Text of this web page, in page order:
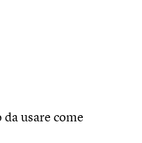
usare come